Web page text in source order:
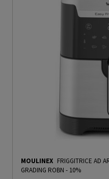
MOULINEX FRIGGITRICE AD
GRADING ROBN - 10%